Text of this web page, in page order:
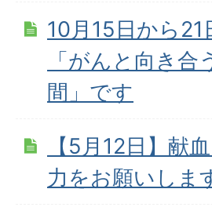
10月15日から21
「がんと向き合
間」です
【5月12日】献
力をお願いしま